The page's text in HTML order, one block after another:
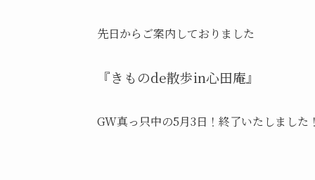
先日からご案内しておりました
『きものde散歩in心田庵』
GW真っ只中の5月3日！終了いたしました